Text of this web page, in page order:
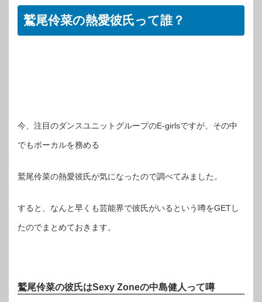
鷲尾伶菜の熱愛彼氏って誰？
今、注目のダンスユニットグループのE-girlsですが、その中
でもボーカルを務める
鷲尾伶菜の熱愛彼氏が気になったので調べてみました。
すると、なんと早くも芸能界で彼氏がいるという噂をGETし
たのでまとめておきます。
鷲尾伶菜の彼氏はSexy Zoneの中島健人って噂